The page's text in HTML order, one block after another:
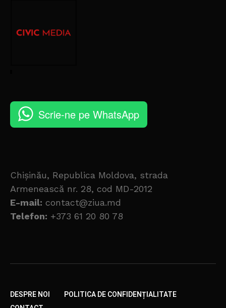
Scrie-ne pe WhatsApp
Chișinău, Republica Moldova, strada
Armenească nr. 28, cod MD-2012
E-mail: contact@ziua.md
Telefon: +373 61 20 80 78
DESPRE NOI
POLITICA DE CONFIDENȚIALITATE